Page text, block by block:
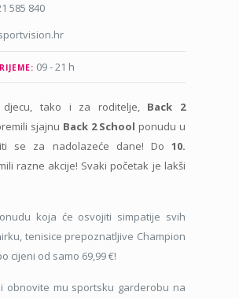
585 840
09 - 21 h
tako i za roditelje, Back 2
sjajnu Back 2 School ponudu u
se za nadolazeće dane! Do 10.
razne akcije! Svaki početak je lakši
koja će osvojiti simpatije svih
tenisice prepoznatljive Champion
cijeni od samo 69,99 €!
obnovite mu sportsku garderobu na